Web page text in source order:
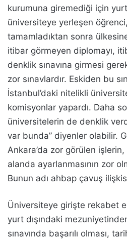
kurumuna giremediği için
üniversiteye yerleşen
tamamladıktan sonra
itibar görmeyen diplomayı,
denklik sınavına girmesi
zor sınavlardır. Eskiden bu
İstanbul’daki nitelikli
komisyonlar yapardı. Daha
üniversitelerin de denklik
var bunda” diyenler olabilir.
Ankara’da zor görülen
alanda ayarlanmasının zor
Bunun adı ahbap çavuş
Üniversiteye girişte rekabet
yurt dışındaki
sınavında başarılı olması,